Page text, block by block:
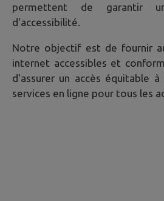
permettent de garantir
d'accessibilité.
Notre objectif est de fournir
internet accessibles et
d'assurer un accès équitable
services en ligne pour tous les